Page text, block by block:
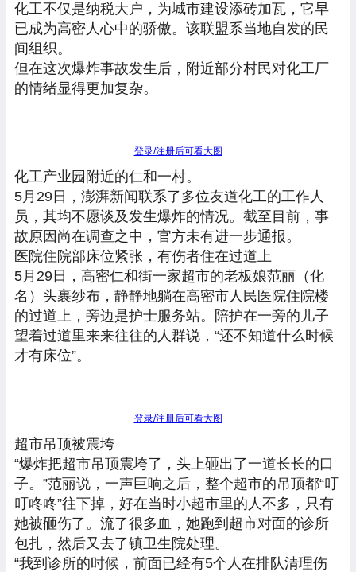
化工不仅是纳税大户，为城市建设添砖加瓦，它早
已成为高密人心中的骄傲。该联盟系当地自发的民
间组织。
但在这次爆炸事故发生后，附近部分村民对化工厂
的情绪显得更加复杂。
登录/注册后可看大图
化工产业园附近的仁和一村。
5月29日，澎湃新闻联系了多位友道化工的工作人
员，其均不愿谈及发生爆炸的情况。截至目前，事
故原因尚在调查之中，官方未有进一步通报。
医院住院部床位紧张，有伤者住在过道上
5月29日，高密仁和街一家超市的老板娘范丽（化
名）头裹纱布，静静地躺在高密市人民医院住院楼
的过道上，旁边是护士服务站。陪护在一旁的儿子
望着过道里来来往往的人群说，“还不知道什么时候
才有床位”。
登录/注册后可看大图
超市吊顶被震垮
“爆炸把超市吊顶震垮了，头上砸出了一道长长的口
子。”范丽说，一声巨响之后，整个超市的吊顶都“叮
叮咚咚”往下掉，好在当时小超市里的人不多，只有
她被砸伤了。流了很多血，她跑到超市对面的诊所
包扎，然后又去了镇卫生院处理。
“我到诊所的时候，前面已经有5个人在排队清理伤